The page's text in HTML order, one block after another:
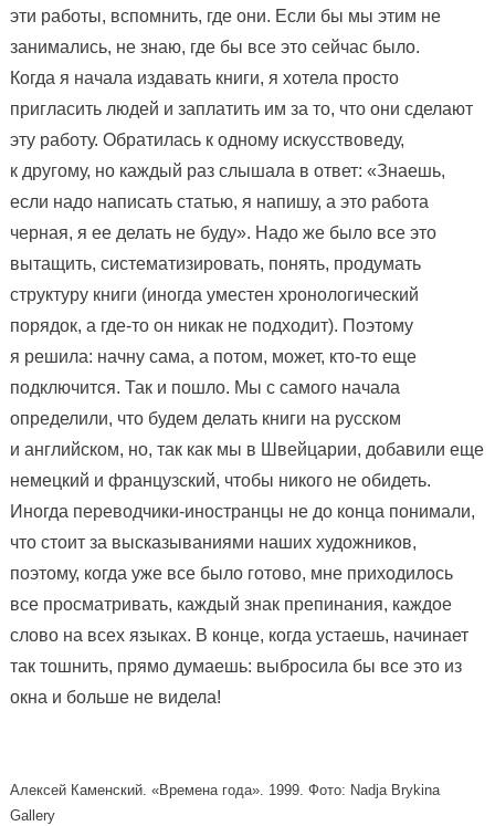
эти работы, вспомнить, где они. Если бы мы этим не
занимались, не знаю, где бы все это сейчас было.
Когда я начала издавать книги, я хотела просто
пригласить людей и заплатить им за то, что они сделают
эту работу. Обратилась к одному искусствоведу,
к другому, но каждый раз слышала в ответ: «Знаешь,
если надо написать статью, я напишу, а это работа
черная, я ее делать не буду». Надо же было все это
вытащить, систематизировать, понять, продумать
структуру книги (иногда уместен хронологический
порядок, а где-то он никак не подходит). Поэтому
я решила: начну сама, а потом, может, кто-то еще
подключится. Так и пошло. Мы с самого начала
определили, что будем делать книги на русском
и английском, но, так как мы в Швейцарии, добавили еще
немецкий и французский, чтобы никого не обидеть.
Иногда переводчики-иностранцы не до конца понимали,
что стоит за высказываниями наших художников,
поэтому, когда уже все было готово, мне приходилось
все просматривать, каждый знак препинания, каждое
слово на всех языках. В конце, когда устаешь, начинает
так тошнить, прямо думаешь: выбросила бы все это из
окна и больше не видела!
Алексей Каменский. «Времена года». 1999. Фото: Nadja Brykina
Gallery